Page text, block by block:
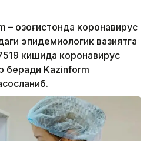
– Қозоғистонда коронавирус
эпидемиологик вазиятга
кишида коронавирус
беради Kazinform